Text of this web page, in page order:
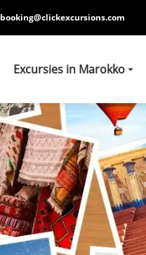
booking@clickexcursions.com
Excursies in Marokko